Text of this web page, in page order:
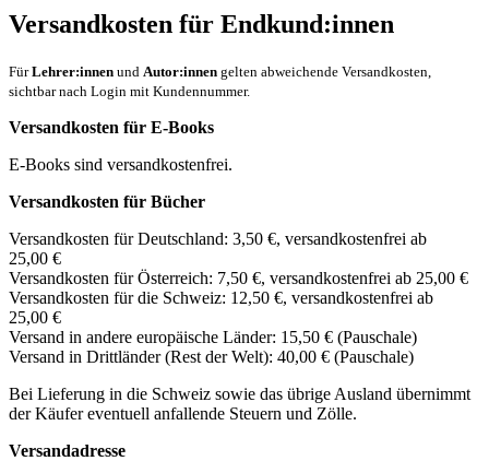
Versandkosten für Endkund:innen
FürLehrer:innen und Autor:innen gelten abweichende Versandkosten,
sichtbar nach Login mit Kundennummer.
Versandkosten für E-Books
E-Books sind versandkostenfrei.
Versandkosten für Bücher
Versandkosten für Deutschland: 3,50 €, versandkostenfrei ab
25,00 €
Versandkosten für Österreich: 7,50 €, versandkostenfrei ab 25,00 €
Versandkosten für die Schweiz: 12,50 €, versandkostenfrei ab
25,00 €
Versand in andere europäische Länder: 15,50 € (Pauschale)
Versand in Drittländer (Rest der Welt): 40,00 € (Pauschale)
Bei Lieferung in die Schweiz sowie das übrige Ausland übernimmt
der Käufer eventuell anfallende Steuern und Zölle.
Versandadresse